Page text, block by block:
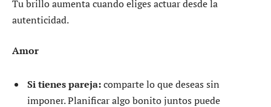
Tu brillo aumenta cuando eliges actuar desde la
autenticidad.
Amor
Si tienes pareja:comparte lo que deseas sin
imponer. Planificar algo bonito juntos puede